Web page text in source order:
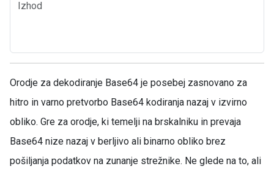
Orodje za dekodiranje Base64 je posebej zasnovano za
hitro in varno pretvorbo Base64 kodiranja nazaj v izvirno
obliko. Gre za orodje, ki temelji na brskalniku in prevaja
Base64 nize nazaj v berljivo ali binarno obliko brez
pošiljanja podatkov na zunanje strežnike. Ne glede na to, ali